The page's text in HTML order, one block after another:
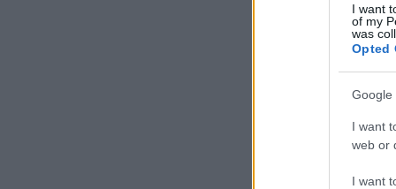
I want
of my
was
Opted
Google
I want
web or
I want